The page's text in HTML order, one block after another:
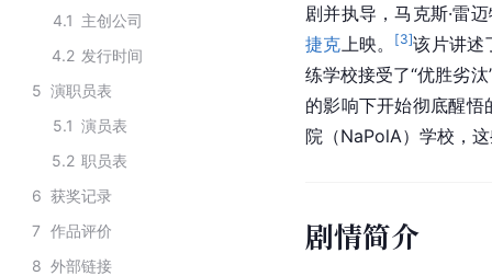
4.1 主创公司
4.2 发行时间
5 演职员表
5.1 演员表
5.2 职员表
6 获奖记录
7 作品评价
8 外部链接
剧并执导，马克斯·雷
捷克 上映。 [3]该片讲述
练学校接受了“优胜劣汰
的影响下开始彻底醒
院（NaPolA）学校，
剧情简介